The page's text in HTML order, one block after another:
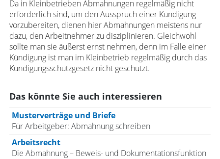
Da in Kleinbetrieben Abmahnungen regelmäßig nicht
erforderlich sind, um den Ausspruch einer Kündigung
vorzubereiten, dienen hier Abmahnungen meistens nur
dazu, den Arbeitnehmer zu disziplinieren. Gleichwohl
sollte man sie äußerst ernst nehmen, denn im Falle einer
Kündigung ist man im Kleinbetrieb regelmäßig durch das
Kündigungsschutzgesetz nicht geschützt.
Das könnte Sie auch interessieren
Musterverträge und Briefe
Für Arbeitgeber: Abmahnung schreiben
Arbeitsrecht
Die Abmahnung – Beweis- und Dokumentationsfunktion